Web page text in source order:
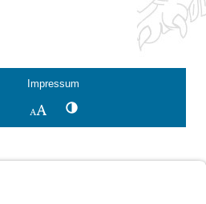
Impressum
SchriftgrößeKontrastwechsel